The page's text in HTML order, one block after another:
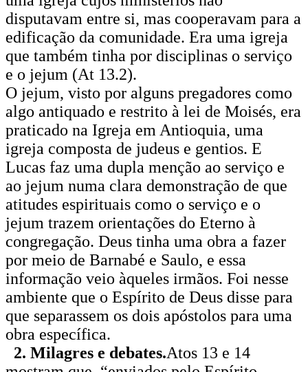
disputavam entre si, mas cooperavam para a
edificação da comunidade. Era uma igreja
que também tinha por disciplinas o serviço
e o jejum (At 13.2).
O jejum, visto por alguns pregadores como
algo antiquado e restrito à lei de Moisés, era
praticado na Igreja em Antioquia, uma
igreja composta de judeus e gentios. E
Lucas faz uma dupla menção ao serviço e
ao jejum numa clara demonstração de que
atitudes espirituais como o serviço e o
jejum trazem orientações do Eterno à
congregação. Deus tinha uma obra a fazer
por meio de Barnabé e Saulo, e essa
informação veio àqueles irmãos. Foi nesse
ambiente que o Espírito de Deus disse para
que separassem os dois apóstolos para uma
obra específica.
2. Milagres e debates.Atos 13 e 14